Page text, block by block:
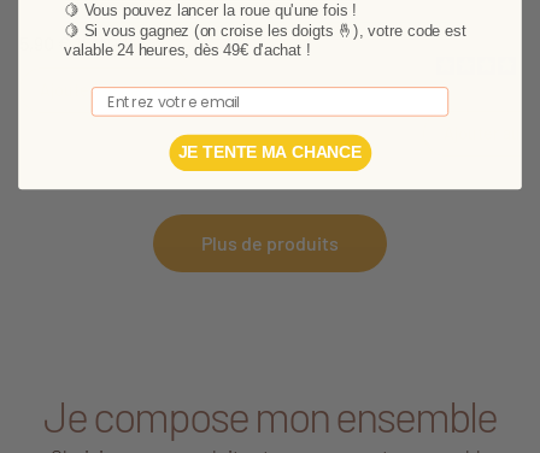
5,90 € 15,40 €
Ajouter au panier
Timouki !
Plus de produits
Je compose mon ensemble
🍋 Vous pouvez lancer la roue qu'une fois !
🍋 Si vous gagnez (on croise les doigts 🤞), votre code est
valable 24 heures, dès 49€ d'achat !
Email
JE TENTE MA CHANCE